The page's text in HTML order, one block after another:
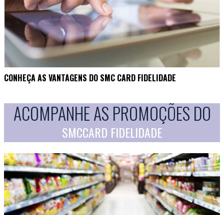
CONHEÇA AS VANTAGENS DO SMC CARD FIDELIDADE
ACOMPANHE AS PROMOÇÕES DO
SMCCARD FIDELIDADE